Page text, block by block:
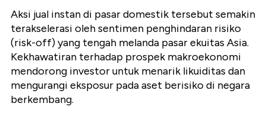
Aksi jual instan di pasar domestik tersebut semakin
terakselerasi oleh sentimen penghindaran risiko
(risk-off) yang tengah melanda pasar ekuitas Asia.
Kekhawatiran terhadap prospek makroekonomi
mendorong investor untuk menarik likuiditas dan
mengurangi eksposur pada aset berisiko di negara
berkembang.